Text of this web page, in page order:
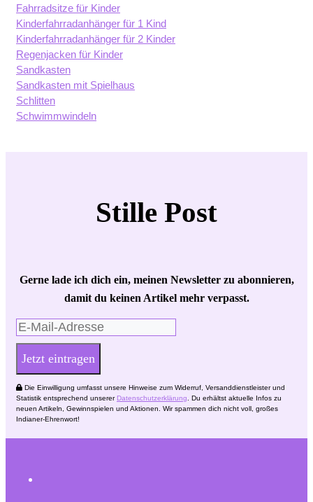
Fahrradsitze für Kinder
Kinderfahrradanhänger für 1 Kind
Kinderfahrradanhänger für 2 Kinder
Regenjacken für Kinder
Sandkasten
Sandkasten mit Spielhaus
Schlitten
Schwimmwindeln
Stille Post
Gerne lade ich dich ein, meinen Newsletter zu abonnieren,
damit du keinen Artikel mehr verpasst.
Jetzt eintragen
Die Einwilligung umfasst unsere Hinweise zum Widerruf, Versanddienstleister und
Statistik entsprechend unserer Datenschutzerklärung. Du erhältst aktuelle Infos zu
neuen Artikeln, Gewinnspielen und Aktionen. Wir spammen dich nicht voll, großes
Indianer-Ehrenwort!